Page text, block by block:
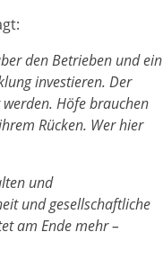
den Betrieben und ein
investieren. Der
Höfe brauchen
Rücken. Wer hier
und
und gesellschaftliche
am Ende mehr –